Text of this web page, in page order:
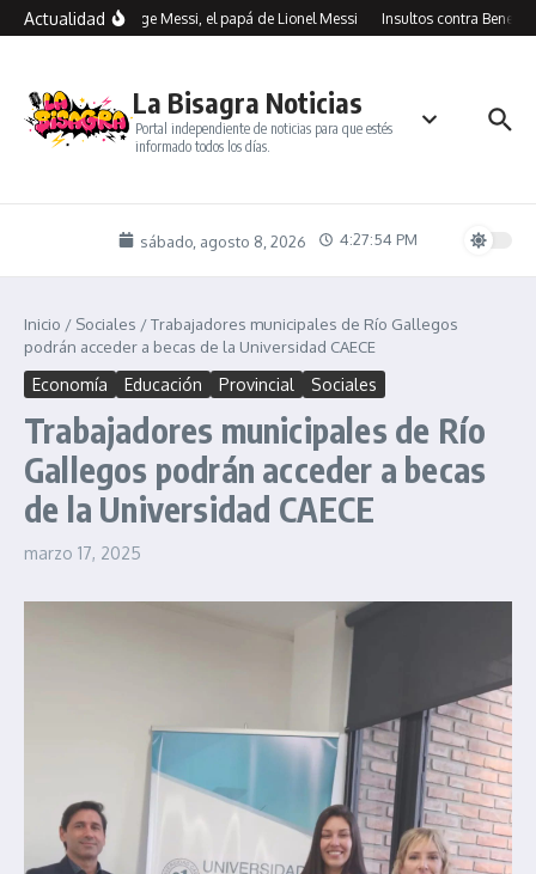
Saltar al contenido
ActualidadMurió Jorge Messi, el papá de Lionel Messi Insultos contra
La Bisagra Noticias
Portal independiente de noticias para que estés
informado todos los días.
sábado, agosto 8, 2026 4:27:54 PM
Inicio / Sociales /Trabajadores municipales de Río Gallegos
podrán acceder a becas de la Universidad CAECE
Economía Educación Provincial Sociales
Trabajadores municipales de Río
Gallegos podrán acceder a becas
de la Universidad CAECE
marzo 17, 2025